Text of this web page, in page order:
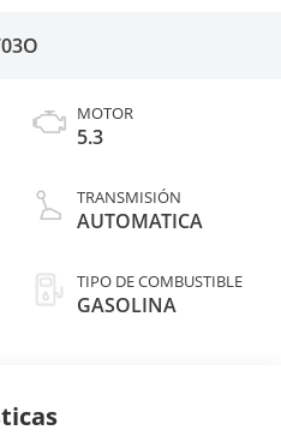
MOTOR
5.3
TRANSMISIÓN
AUTOMATICA
TIPO DE COMBUSTIBLE
GASOLINA